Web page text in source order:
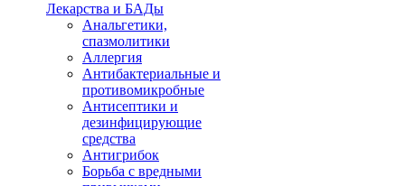
Лекарства и БАДы
Анальгетики,
спазмолитики
Аллергия
Антибактериальные и
противомикробные
Антисептики и
дезинфицирующие
средства
Антигрибок
Борьба с вредными